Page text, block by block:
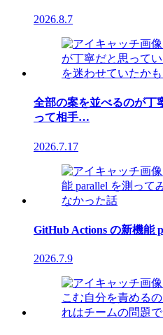
2026.8.7
全部の案を並べるのが丁
って相手…
2026.7.17
GitHub Actions の新機能
2026.7.9